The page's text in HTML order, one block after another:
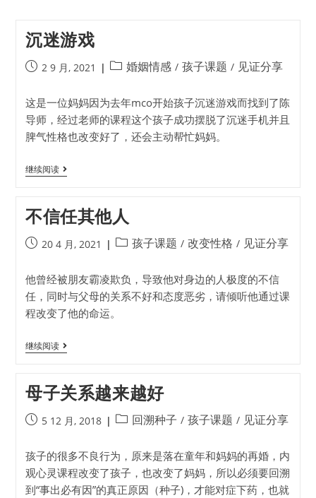
沉迷游戏
2 9 月, 2021 婚姻情感 / 孩子课题 / 见证分享
这是一位妈妈因为去年mco开始孩子沉迷游戏而找到了陈
导师，经过老师的课程这个孩子成功摆脱了沉迷手机并且
脾气性格也改变好了，还会主动帮忙妈妈。
继续阅读
不信任其他人
20 4 月, 2021 孩子课题 / 改变性格 / 见证分享
他曾经被朋友霸凌欺负，导致他对身边的人极度的不信
任，同时与父母的关系不好和态度恶劣，请倾听他通过课
程改变了他的命运。
继续阅读
母子关系越来越好
5 12 月, 2018 回溯种子 / 孩子课题 / 见证分享
孩子的很多不良行为，原来是落在童年和妈妈的再婚，内
观心灵课程改变了孩子，也改变了妈妈，所以必须要回溯
到“事出必有因”的真正原因（种子)，才能对症下药，也就